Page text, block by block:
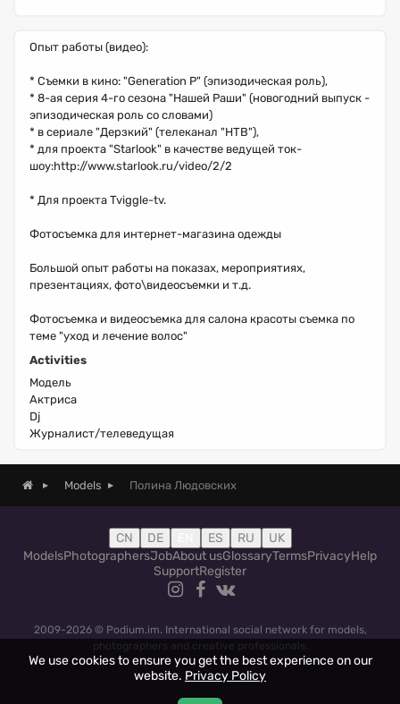
Опыт работы (видео):
* Съемки в кино: "Generation P" (эпизодическая роль),
* 8-ая серия 4-го сезона "Нашей Раши" (новогодний выпуск -
эпизодическая роль со словами)
* в сериале "Дерзкий" (телеканал "НТВ"),
* для проекта "Starlook" в качестве ведущей ток-
шоу:http://www.starlook.ru/video/2/2
* Для проекта Tviggle-tv.
Фотосъемка для интернет-магазина одежды
Большой опыт работы на показах, мероприятиях,
презентациях, фото\видеосъемки и т.д.
Фотосъемка и видеосъемка для салона красоты съемка по
теме "уход и лечение волос"
Activities
Модель
Актриса
Dj
Журналист/телеведущая
Models Полина Людовских
CN DE ES RU
UK
ModelsPhotographersJobAbout usGlossaryTermsPrivacyHelp
SupportRegister
2009-2026 © Podium.im. International social network for models,
photographers and creative professionals.
We use cookies to ensure you get the best experience on our
website. Privacy Policy